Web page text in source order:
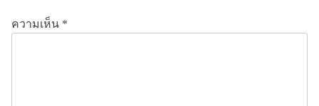
อ
ความเห็น *